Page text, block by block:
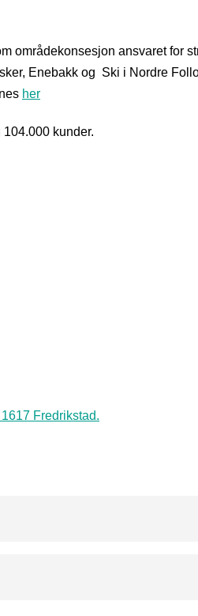
områdekonsesjon ansvaret for
Enebakk og Ski i Nordre
her
kunder.
Fredrikstad.